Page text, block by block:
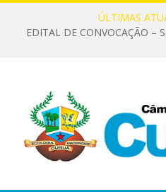
ÚLTIMAS
EDITAL DE CONVOCAÇÃO –